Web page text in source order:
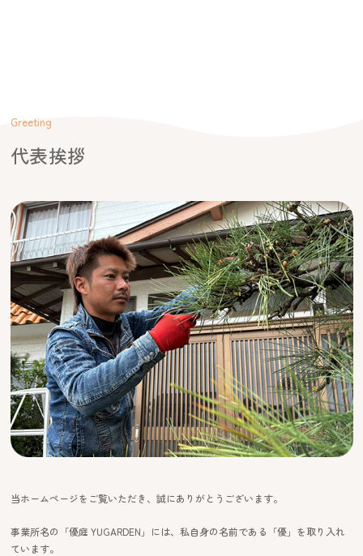
Greeting
代表挨拶
当ホームページをご覧いただき、誠にありがとうございます。
事業所名の「優庭 YUGARDEN」には、私自身の名前である「優」を取り入れ
ています。